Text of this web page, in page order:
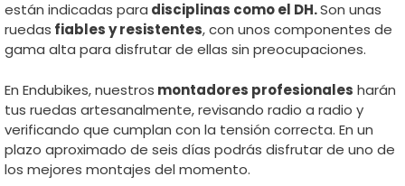
están indicadas para disciplinas como el DH.Son unas
ruedas fiables y resistentes, con unos componentes de
gama alta para disfrutar de ellas sin preocupaciones.
En Endubikes, nuestros montadores profesionales harán
tus ruedas artesanalmente, revisando radio a radio y
verificando que cumplan con la tensión correcta. En un
plazo aproximado de seis días podrás disfrutar de uno de
los mejores montajes del momento.